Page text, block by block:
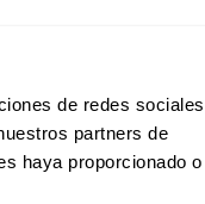
de redes sociales
partners de
haya proporcionado o